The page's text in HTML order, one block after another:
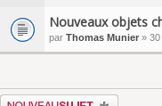
Nouveaux objets
par Thomas Munier »
Écrire un nouveau sujet